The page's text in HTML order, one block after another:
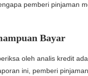
pemberi pinjaman
Bayar
oleh analis kredit
ini, pemberi